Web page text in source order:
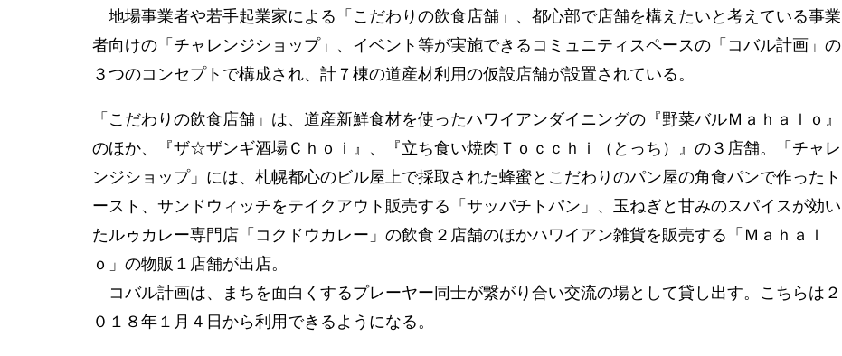
地場事業者や若手起業家による「こだわりの飲食店舗」、都心部で店舗を構えたいと考えている事業
者向けの「チャレンジショップ」、イベント等が実施できるコミュニティスペースの「コバル計画」の
３つのコンセプトで構成され、計７棟の道産材利用の仮設店舗が設置されている。
「こだわりの飲食店舗」は、道産新鮮食材を使ったハワイアンダイニングの『野菜バルＭａｈａｌｏ』
のほか、『ザ☆ザンギ酒場Ｃｈｏｉ』、『立ち食い焼肉Ｔｏｃｃｈｉ（とっち）』の３店舗。「チャレ
ンジショップ」には、札幌都心のビル屋上で採取された蜂蜜とこだわりのパン屋の角食パンで作ったト
ースト、サンドウィッチをテイクアウト販売する「サッパチトパン」、玉ねぎと甘みのスパイスが効い
たルゥカレー専門店「コクドウカレー」の飲食２店舗のほかハワイアン雑貨を販売する「Ｍａｈａｌ
ｏ」の物販１店舗が出店。
コバル計画は、まちを面白くするプレーヤー同士が繋がり合い交流の場として貸し出す。こちらは２
０１８年１月４日から利用できるようになる。